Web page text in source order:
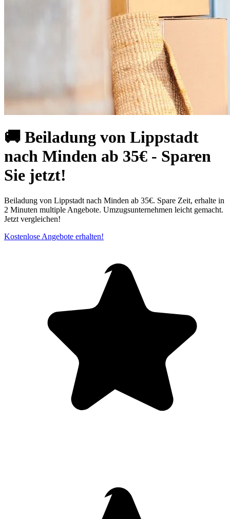
🚚 Beiladung von Lippstadt
nach Minden ab 35€ - Sparen
Sie jetzt!
Beiladung von Lippstadt nach Minden ab 35€. Spare Zeit, erhalte in
2 Minuten multiple Angebote. Umzugsunternehmen leicht gemacht.
Jetzt vergleichen!
Kostenlose Angebote erhalten!